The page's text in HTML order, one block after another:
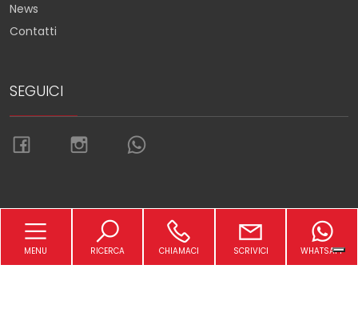
News
Contatti
SEGUICI
Torna su
MENU RICERCA CHIAMACI SCRIVICI WHATSAPP